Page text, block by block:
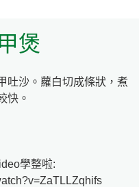
煲
吐沙。蘿白切成條狀，煮
快。
學整啦: